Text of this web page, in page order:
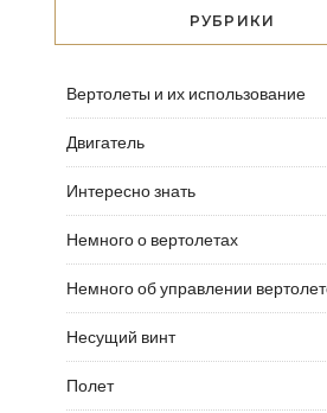
РУБРИКИ
Вертолеты и их использование
Двигатель
Интересно знать
Немного о вертолетах
Немного об управлении
Несущий винт
Полет